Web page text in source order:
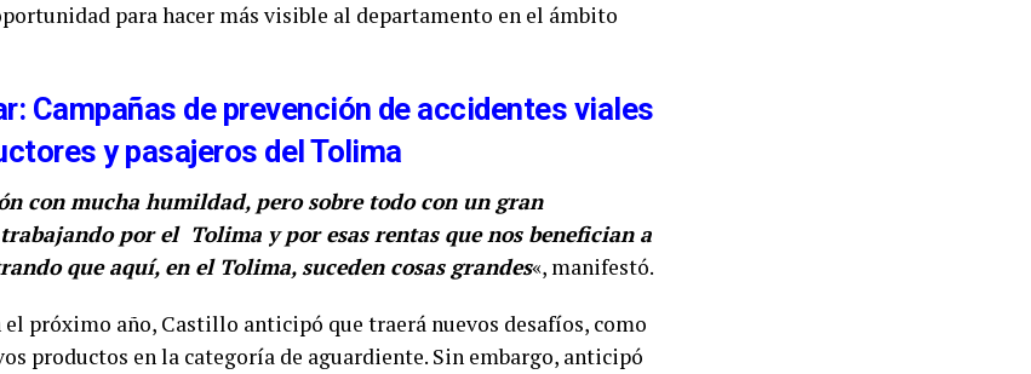
para hacer más visible al departamento en el ámbito
Campañas de prevención de accidentes viales
y pasajeros del Tolima
con mucha humildad, pero sobre todo con un gran
por el Tolima y por esas rentas que nos benefician a
que aquí, en el Tolima, suceden cosas grandes«, manifestó.
el próximo año, Castillo anticipó que traerá nuevos desafíos, como
productos en la categoría de aguardiente. Sin embargo, anticipó